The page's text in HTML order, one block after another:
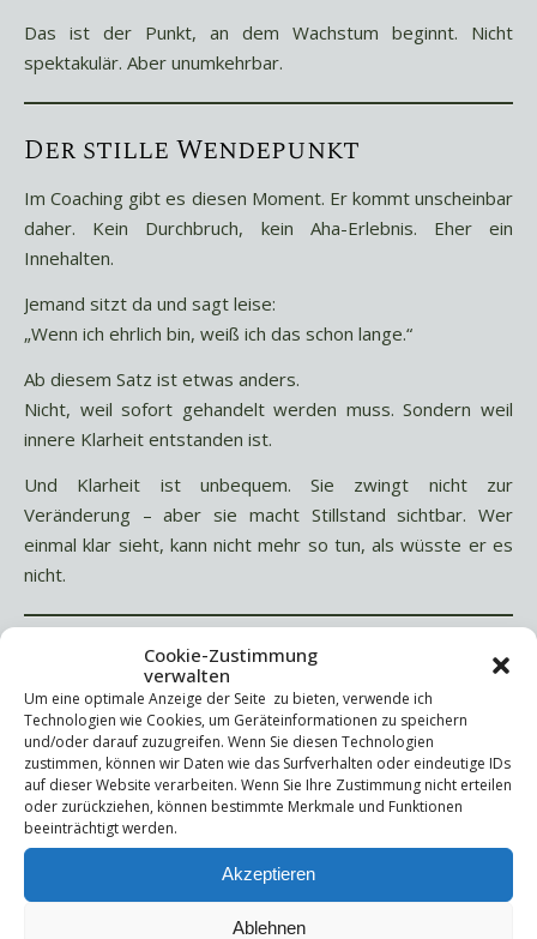
Cookie-Zustimmung
verwalten
Um eine optimale Anzeige der Seite zu bieten, verwende ich
Technologien wie Cookies, um Geräteinformationen zu speichern
und/oder darauf zuzugreifen. Wenn Sie diesen Technologien
zustimmen, können wir Daten wie das Surfverhalten oder eindeutige IDs
auf dieser Website verarbeiten. Wenn Sie Ihre Zustimmung nicht erteilen
oder zurückziehen, können bestimmte Merkmale und Funktionen
beeinträchtigt werden.
Akzeptieren
Ablehnen
Das ist der Punkt, an dem Wachstum beginnt. Nicht
spektakulär. Aber unumkehrbar.
Der stille Wendepunkt
Im Coaching gibt es diesen Moment. Er kommt unscheinbar
daher. Kein Durchbruch, kein Aha-Erlebnis. Eher ein
Innehalten.
Jemand sitzt da und sagt leise:
„Wenn ich ehrlich bin, weiß ich das schon lange.“
Ab diesem Satz ist etwas anders.
Nicht, weil sofort gehandelt werden muss. Sondern weil
innere Klarheit entstanden ist.
Und Klarheit ist unbequem. Sie zwingt nicht zur
Veränderung – aber sie macht Stillstand sichtbar. Wer
einmal klar sieht, kann nicht mehr so tun, als wüsste er es
nicht.
Wozu Coaching hier wirklich da
ist
Coaching ist kein Reparaturbetrieb für Lebensläufe.
Es gibt keine Antworten, die das eigene Leben einfacher
machen.
Was es geben kann, ist ein Raum, in dem Ehrlichkeit
Ein Raum, in dem man sich selbst nicht beeindrucken muss.